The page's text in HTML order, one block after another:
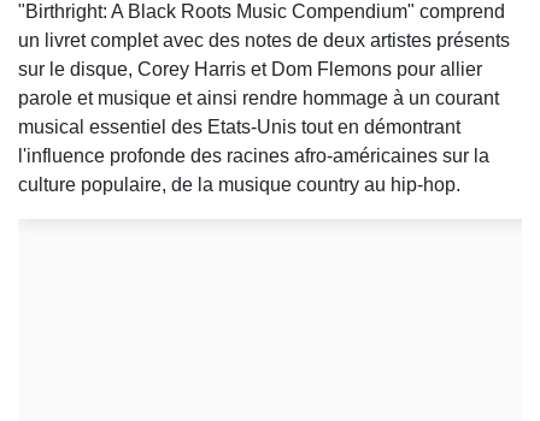
"Birthright: A Black Roots Music Compendium" comprend
un livret complet avec des notes de deux artistes présents
sur le disque, Corey Harris et Dom Flemons pour allier
parole et musique et ainsi rendre hommage à un courant
musical essentiel des Etats-Unis tout en démontrant
l'influence profonde des racines afro-américaines sur la
culture populaire, de la musique country au hip-hop.